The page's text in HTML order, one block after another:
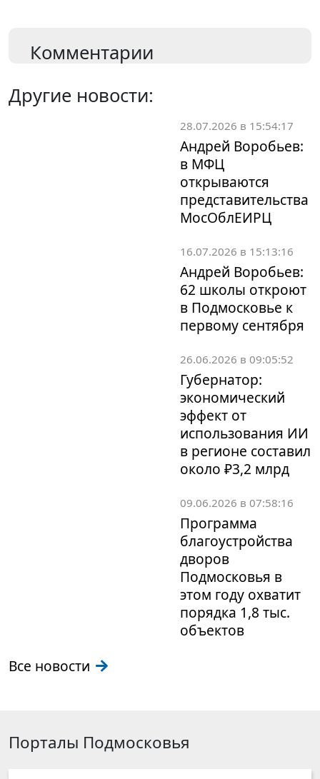
Комментарии
Другие новости:
28.07.2026 в 15:54:17
Андрей Воробьев:
в МФЦ
открываются
представительства
МосОблЕИРЦ
16.07.2026 в 15:13:16
Андрей Воробьев:
62 школы откроют
в Подмосковье к
первому сентября
26.06.2026 в 09:05:52
Губернатор:
экономический
эффект от
использования ИИ
в регионе составил
около ₽3,2 млрд
09.06.2026 в 07:58:16
Программа
благоустройства
дворов
Подмосковья в
этом году охватит
порядка 1,8 тыс.
объектов
Все новости
Порталы Подмосковья